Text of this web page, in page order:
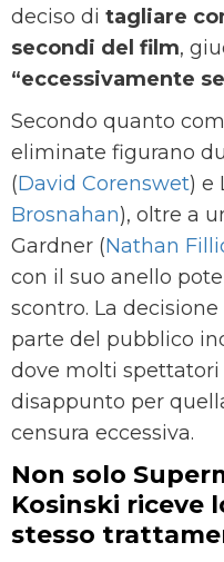
deciso di tagliare
secondi del film,
“eccessivamente
Secondo quanto
eliminate figurano
(David Corenswet) e
Brosnahan), oltre a
Gardner (Nathan
con il suo anello
scontro. La
parte del pubblico
dove molti spettatori
disappunto per
censura eccessiva.
Non solo
Kosinski riceve
stesso